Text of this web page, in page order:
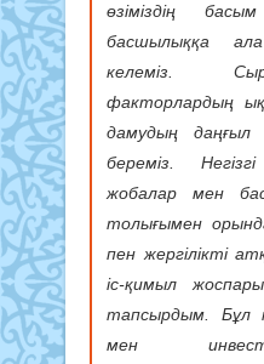
өзіміздің
басшылыққа
келеміз.
факторлардың
дамудың
береміз.
жобалар мен
толығымен
пен жергілікті
іс-қимыл
тапсырдым. Бұл
мен